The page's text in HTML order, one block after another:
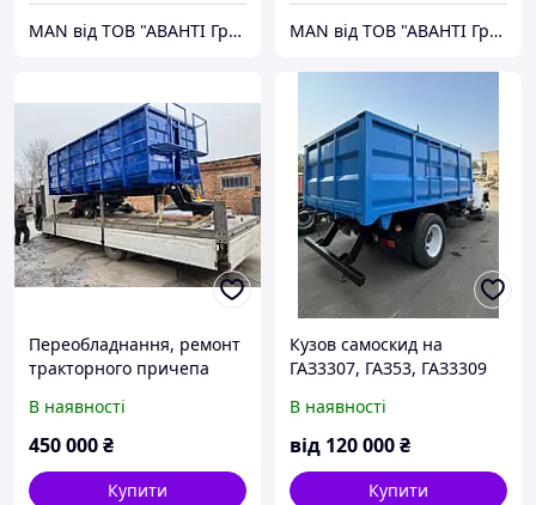
MAN від ТОВ "АВАНТІ Груп" офіційного дилера MAN Truck & Bus в Україні MAN від ТОВ "АВАНТІ Груп" офіційного дилера MAN Truck & Bus в Україні
Переобладнання, ремонт
тракторного причепа
В наявності
450 000₴
Купити
Кузов cамоскид на
ГАЗ3307, ГАЗ53, ГАЗ3309
В наявності
від 120 000₴
Купити